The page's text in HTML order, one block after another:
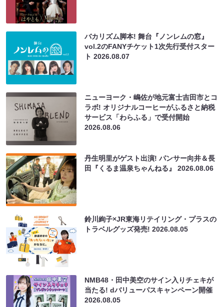
バカリズム脚本! 舞台『ノンレムの窓』
vol.2のFANYチケット1次先行受付スター
ト2026.08.07
ニューヨーク・嶋佐が地元富士吉田市とコ
ラボ! オリジナルコーヒーがふるさと納税
サービス「わらふる」で受付開始
2026.08.06
丹生明里がゲスト出演! パンサー向井＆長
田『くるま温泉ちゃんねる』2026.08.06
鈴川絢子×JR東海リテイリング・プラスの
トラベルグッズ発売!2026.08.05
NMB48・田中美空のサイン入りチェキが
当たる! dバリューパスキャンペーン開催
2026.08.05